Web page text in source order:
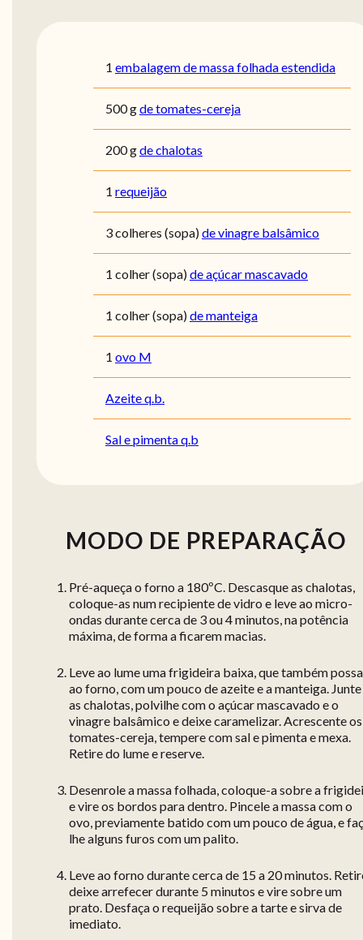
1 embalagem de massa folhada estendida
500gde tomates-cereja
200gde chalotas
1 requeijão
3colheres (sopa)de vinagre balsâmico
1 colher (sopa)de açúcar mascavado
1 colher (sopa)de manteiga
1 ovo M
Azeite q.b.
Sal e pimenta q.b
MODO DE PREPARAÇÃO
Pré-aqueça o forno a 180ºC. Descasque as chalotas,
coloque-as num recipiente de vidro e leve ao micro-
ondas durante cerca de 3 ou 4 minutos, na potência
máxima, de forma a ficarem macias.
Leve ao lume uma frigideira baixa, que também
ao forno, com um pouco de azeite e a manteiga. Junte
as chalotas, polvilhe com o açúcar mascavado e o
vinagre balsâmico e deixe caramelizar. Acrescente os
tomates-cereja, tempere com sal e pimenta e mexa.
Retire do lume e reserve.
Desenrole a massa folhada, coloque-a sobre a
e vire os bordos para dentro. Pincele a massa com o
ovo, previamente batido com um pouco de água, e
lhe alguns furos com um palito.
Leve ao forno durante cerca de 15 a 20 minutos.
deixe arrefecer durante 5 minutos e vire sobre um
prato. Desfaça o requeijão sobre a tarte e sirva de
imediato.